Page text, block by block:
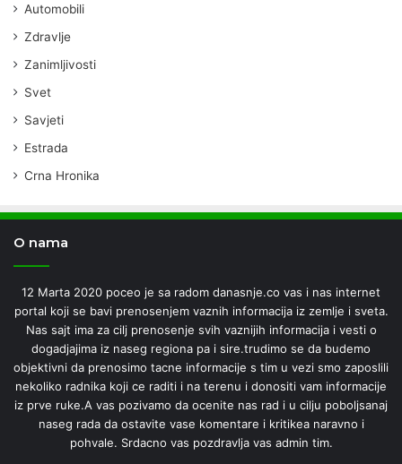
Automobili
Zdravlje
Zanimljivosti
Svet
Savjeti
Estrada
Crna Hronika
O nama
12 Marta 2020 poceo je sa radom danasnje.co vas i nas internet
portal koji se bavi prenosenjem vaznih informacija iz zemlje i sveta.
Nas sajt ima za cilj prenosenje svih vaznijih informacija i vesti o
dogadjajima iz naseg regiona pa i sire.trudimo se da budemo
objektivni da prenosimo tacne informacije s tim u vezi smo zaposlili
nekoliko radnika koji ce raditi i na terenu i donositi vam informacije
iz prve ruke.A vas pozivamo da ocenite nas rad i u cilju poboljsanaj
naseg rada da ostavite vase komentare i kritikea naravno i
pohvale. Srdacno vas pozdravlja vas admin tim.